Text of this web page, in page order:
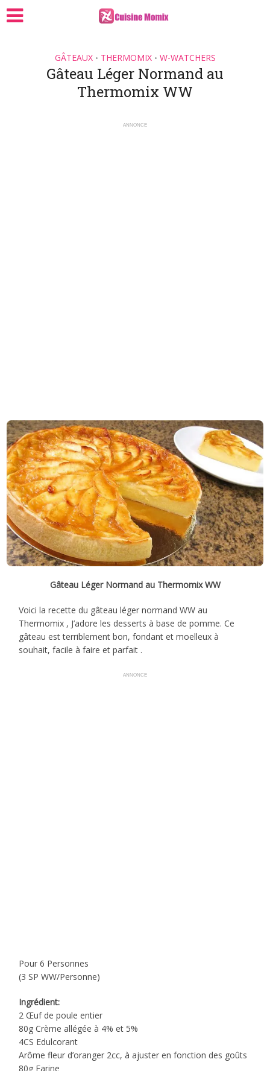
GÂTEAUX • THERMOMIX • W-WATCHERS
Gâteau Léger Normand au
Thermomix WW
ANNONCE
Gâteau Léger Normand au Thermomix WW
Voici la recette du gâteau léger normand WW au
Thermomix , J’adore les desserts à base de pomme. Ce
gâteau est terriblement bon, fondant et moelleux à
souhait, facile à faire et parfait .
ANNONCE
Pour 6 Personnes
(3 SP WW/Personne)
Ingrédient:
2 Œuf de poule entier
80g Crème allégée à 4% et 5%
4CS Edulcorant
Arôme fleur d’oranger 2cc, à ajuster en fonction des goûts
80g Farine